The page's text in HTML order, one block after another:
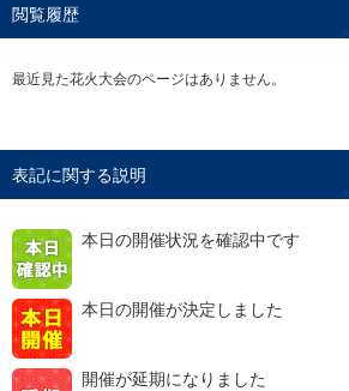
閲覧履歴
最近見た花火大会のページはありません。
表記に関する説明
本日の開催状況を確認中です
本日の開催が決定しました
開催が延期になりました